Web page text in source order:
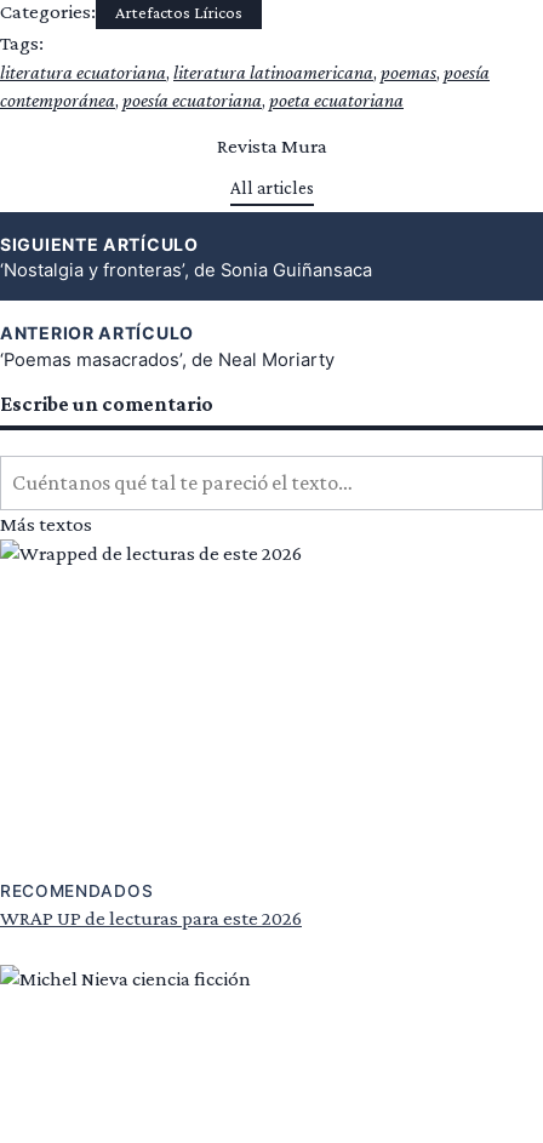
Categories: Artefactos Líricos
Tags:
literatura ecuatoriana, literatura latinoamericana, poemas, poesía
contemporánea, poesía ecuatoriana, poeta ecuatoriana
Revista Mura
All articles
ANTERIOR ARTÍCULO
‘Poemas masacrados’, de Neal Moriarty
SIGUIENTE ARTÍCULO
‘Nostalgia y fronteras’, de Sonia Guiñansaca
Escribe un comentario
Cuéntanos qué tal te pareció el texto…
Más textos
RECOMENDADOS
WRAP UP de lecturas para este 2026